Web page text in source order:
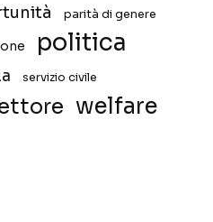
parità di genere
politica
servizio civile
welfare